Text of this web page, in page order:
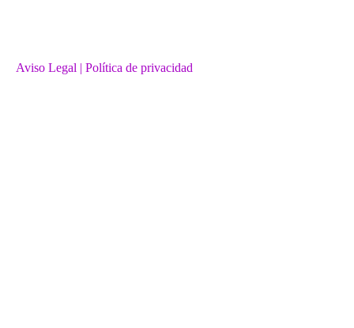
Aviso Legal | Política de privacidad